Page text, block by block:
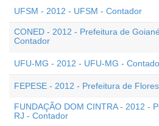
UFSM - 2012 - UFSM - Contador
CONED - 2012 - Prefeitura de
Contador
UFU-MG - 2012 - UFU-MG -
FEPESE - 2012 - Prefeitura de
FUNDAÇÃO DOM CINTRA - 2012 -
RJ - Contador